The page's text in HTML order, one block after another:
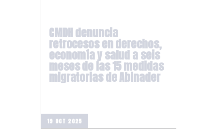
19 OCT 2025
CMDH denuncia
retrocesos en derechos,
economía y salud a seis
meses de las 15 medidas
migratorias de Abinader